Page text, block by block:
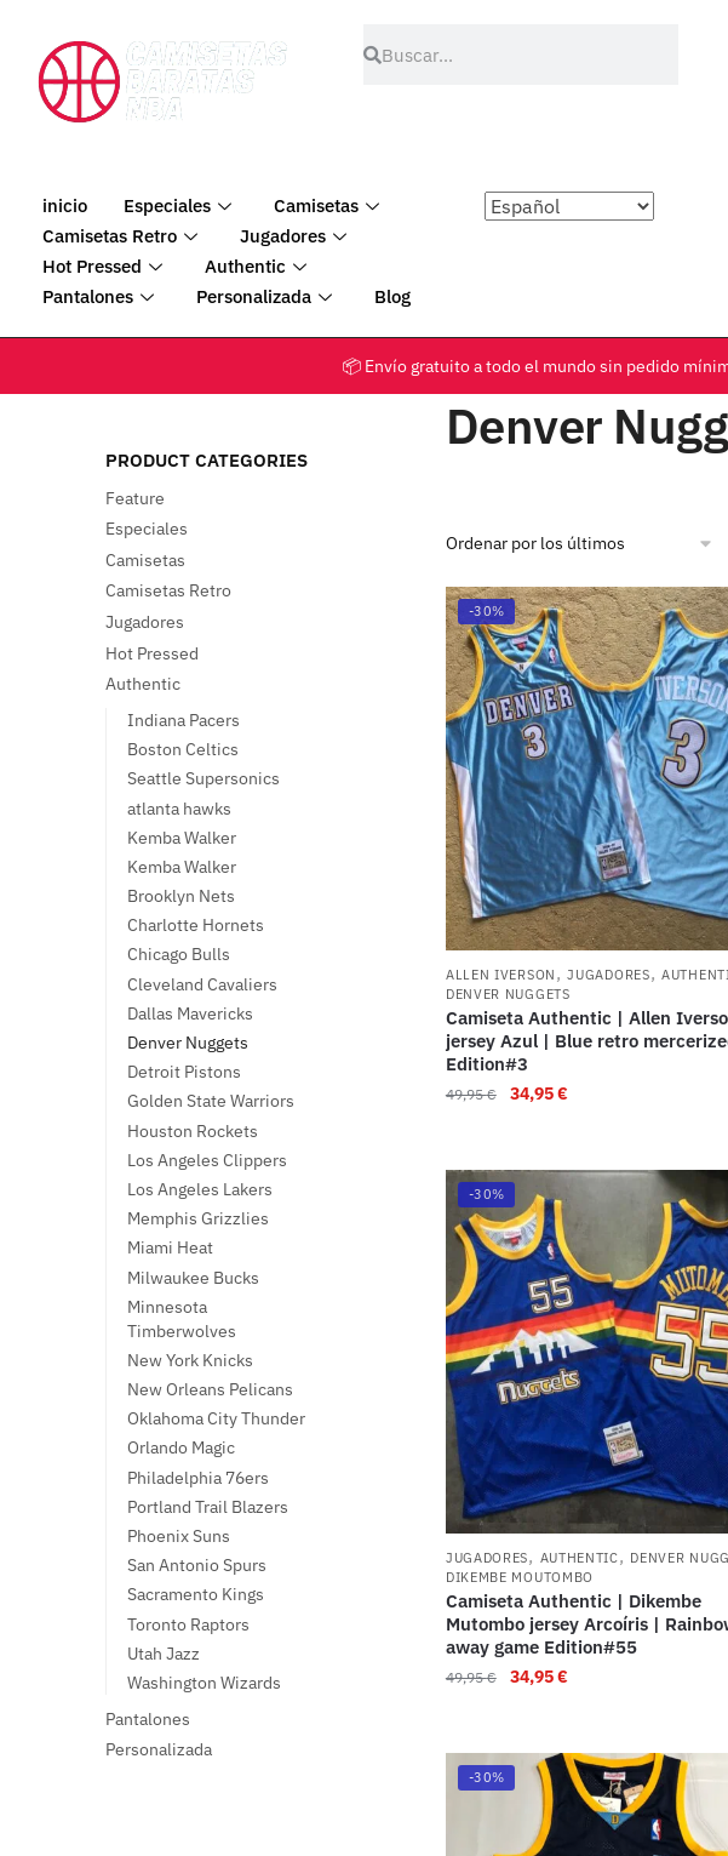
inicio Especiales
Camisetas
Camisetas Retro
Jugadores
Hot Pressed
Authentic
Pantalones
Personalizada Blog
📦 Envío gratuito a todo el mundo sin pedido
Denver
-30%
ALLEN IVERSON ,JUGADORES,
DENVER NUGGETS
Camiseta Authentic | Allen
jersey Azul | Blue retro
Edition#3
49,95€ 34,95€
-30%
JUGADORES, AUTHENTIC, DENVER
DIKEMBE MOUTOMBO
Camiseta Authentic | Dikembe
Mutombo jersey Arcoíris |
away game Edition#55
49,95€ 34,95€
-30%
PRODUCT CATEGORIES
Feature
Especiales
Camisetas
Camisetas Retro
Jugadores
Hot Pressed
Authentic
Indiana Pacers
Boston Celtics
Seattle Supersonics
atlanta hawks
Kemba Walker
Kemba Walker
Brooklyn Nets
Charlotte Hornets
Chicago Bulls
Cleveland Cavaliers
Dallas Mavericks
Denver Nuggets
Detroit Pistons
Golden State Warriors
Houston Rockets
Los Angeles Clippers
Los Angeles Lakers
Memphis Grizzlies
Miami Heat
Milwaukee Bucks
Minnesota
Timberwolves
New York Knicks
New Orleans Pelicans
Oklahoma City Thunder
Orlando Magic
Philadelphia 76ers
Portland Trail Blazers
Phoenix Suns
San Antonio Spurs
Sacramento Kings
Toronto Raptors
Utah Jazz
Washington Wizards
Pantalones
Personalizada